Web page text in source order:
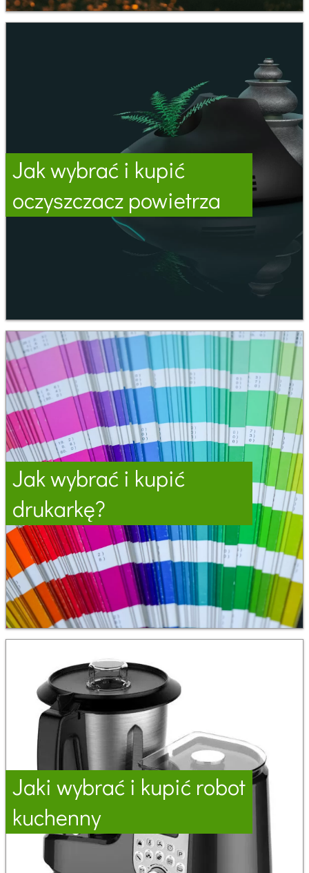
Jak wybrać i kupić
oczyszczacz powietrza
Jak wybrać i kupić
drukarkę?
Jaki wybrać i kupić robot
kuchenny